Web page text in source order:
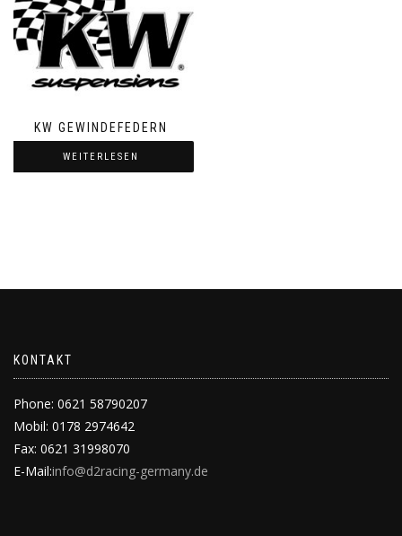
KW GEWINDEFEDERN
WEITERLESEN
KONTAKT
Phone: 0621 58790207
Mobil: 0178 2974642
Fax: 0621 31998070
E-Mail:info@d2racing-germany.de